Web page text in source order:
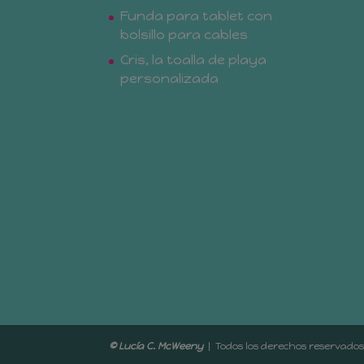
Funda para tablet con
bolsillo para cables
Cris, la toalla de playa
personalizada
© Lucía C. McWeeny | Todos los